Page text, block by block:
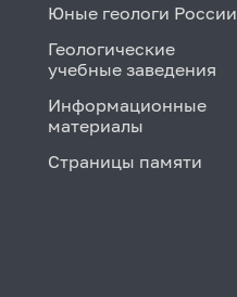
Юные геологи России
Геологические
учебные заведения
Информационные
материалы
Страницы памяти